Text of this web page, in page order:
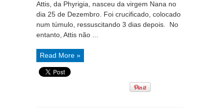
Attis, da Phyrigia, nasceu da virgem Nana no
dia 25 de Dezembro. Foi crucificado, colocado
num túmulo, ressuscitando 3 dias depois. No
entanto, Attis não ...
Read More »